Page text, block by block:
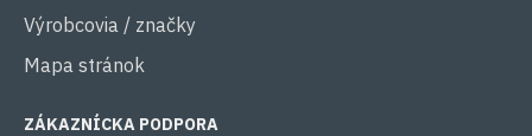
Výrobcovia / značky
Mapa stránok
ZÁKAZNÍCKA PODPORA